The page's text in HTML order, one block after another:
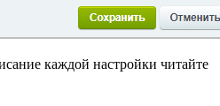
каждой настройки читайте